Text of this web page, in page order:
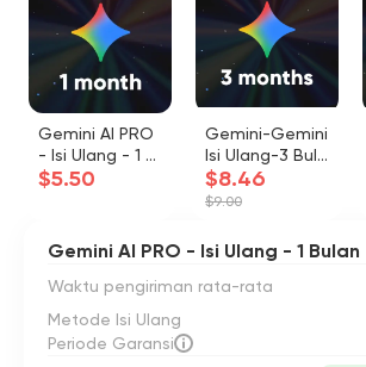
Gemini AI PRO
- Isi Ulang - 1 B
ulan
$5.50
Gemini-Gemini
Isi Ulang-3 Bula
n
$8.46
$9.00
Gemini AI PRO - Isi Ulang - 1 Bulan
Waktu pengiriman rata-rata
Metode Isi Ulang
Periode Garansi